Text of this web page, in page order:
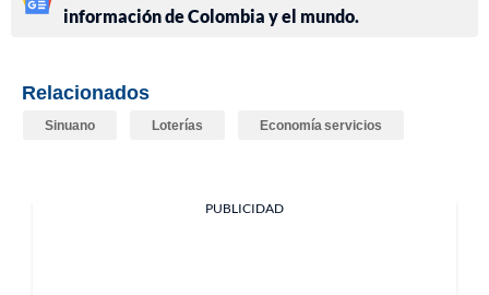
información de Colombia y el mundo.
Relacionados
Sinuano Loterías Economía servicios
PUBLICIDAD